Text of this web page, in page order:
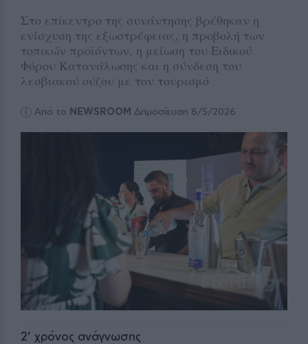
Στο επίκεντρο της συνάντησης βρέθηκαν η
ενίσχυση της εξωστρέφειας, η προβολή των
τοπικών προϊόντων, η μείωση του Ειδικού
Φόρου Κατανάλωσης και η σύνδεση του
λεσβιακού ούζου με τον τουρισμό
Από το NEWSROOM Δημοσίευση 8/5/2026
2' χρόνος ανάγνωσης